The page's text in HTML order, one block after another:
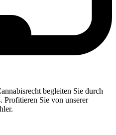
begleiten Sie durch
Profitieren Sie von unserer